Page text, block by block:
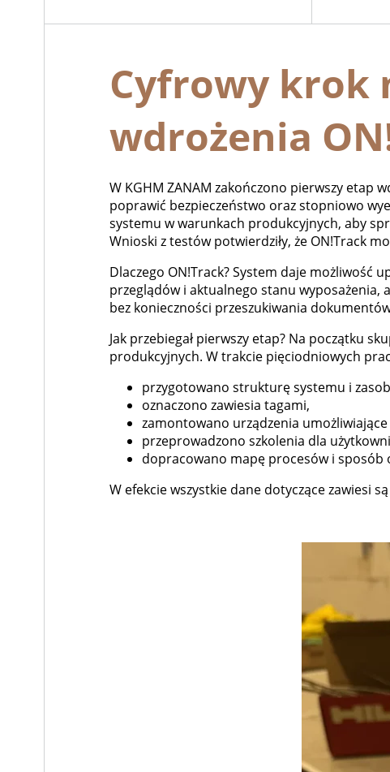
Cyfrowy krok
wdrożenia
W KGHM ZANAM zakończono pierwszy etap
poprawić bezpieczeństwo oraz stopniowo
systemu w warunkach produkcyjnych, aby
Wnioski z testów potwierdziły, że ON!Track
Dlaczego ON!Track? System daje
przeglądów i aktualnego stanu wyposażenia,
bez konieczności przeszukiwania
Jak przebiegał pierwszy etap? Na początku
produkcyjnych. W trakcie pięciodniowych
przygotowano strukturę systemu i
oznaczono zawiesia tagami,
zamontowano urządzenia umożliwiające
przeprowadzono szkolenia dla
dopracowano mapę procesów i sposób
W efekcie wszystkie dane dotyczące zawiesi